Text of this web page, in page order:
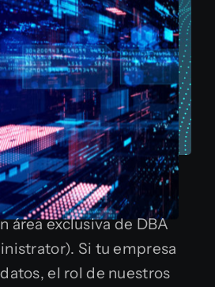
área exclusiva de DBA
Si tu empresa
el rol de nuestros